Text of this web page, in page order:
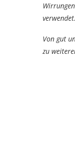
Von gut
zu